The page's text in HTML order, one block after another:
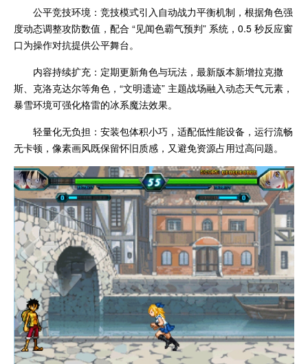
公平竞技环境：竞技模式引入自动战力平衡机制，根据角色强
度动态调整攻防数值，配合 “见闻色霸气预判” 系统，0.5 秒反应窗
口为操作对抗提供公平舞台。
内容持续扩充：定期更新角色与玩法，最新版本新增拉克撒
斯、克洛克达尔等角色，“文明遗迹” 主题战场融入动态天气元素，
暴雪环境可强化格雷的冰系魔法效果。
轻量化无负担：安装包体积小巧，适配低性能设备，运行流畅
无卡顿，像素画风既保留怀旧质感，又避免资源占用过高问题。